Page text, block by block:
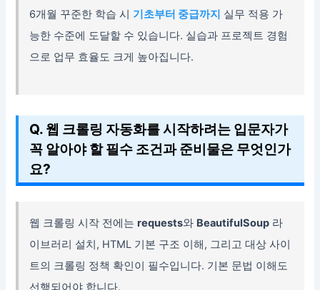
6개월 꾸준한 학습 시 기초부터 중급까지 실무 적용 가
능한 수준에 도달할 수 있습니다. 실습과 프로젝트 경험
으로 업무 효율도 크게 높아집니다.
Q. 웹 크롤링 자동화를 시작하려는 입문자가
꼭 알아야 할 필수 조건과 준비물은 무엇인가
요?
웹 크롤링 시작 전에는requests와 BeautifulSoup 라
이브러리 설치, HTML 기본 구조 이해, 그리고 대상 사이
트의 크롤링 정책 확인이 필수입니다. 기본 문법 이해도
선행되어야 합니다.